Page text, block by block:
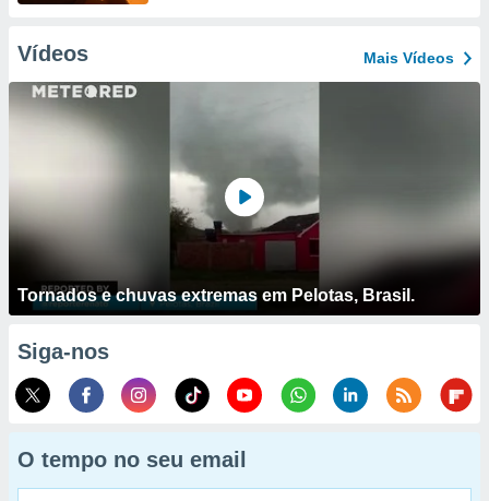
Vídeos Mais Vídeos
Tornados e chuvas extremas em Pelotas, Brasil.
Siga-nos
O tempo no seu email